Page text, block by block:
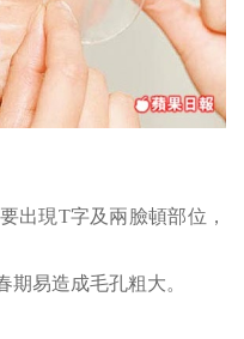
出現T字及兩臉頓部位，
期易造成毛孔粗大。